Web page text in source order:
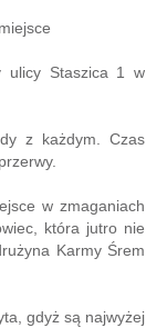
ulicy Staszica 1 w
z każdym. Czas
w zmaganiach
która jutro nie
Karmy Śrem
gdyż są najwyżej